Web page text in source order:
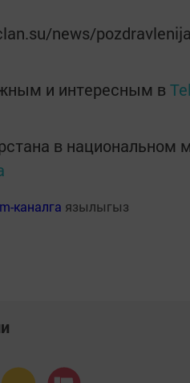
news/
и интересным в
в
каналга язылыгыз